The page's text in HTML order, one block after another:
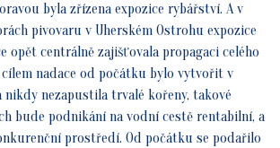
byla zřízena expozice rybářství. A v
pivovaru v Uherském Ostrohu expozice
opět centrálně zajišťovala propagaci celého
nadace od počátku bylo vytvořit v
nikdy nezapustila trvalé kořeny, takové
bude podnikání na vodní cestě rentabilní, a
prostředí. Od počátku se podařilo